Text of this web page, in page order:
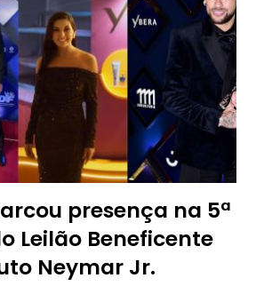
presença na 5ª
Leilão Beneficente
Neymar Jr.